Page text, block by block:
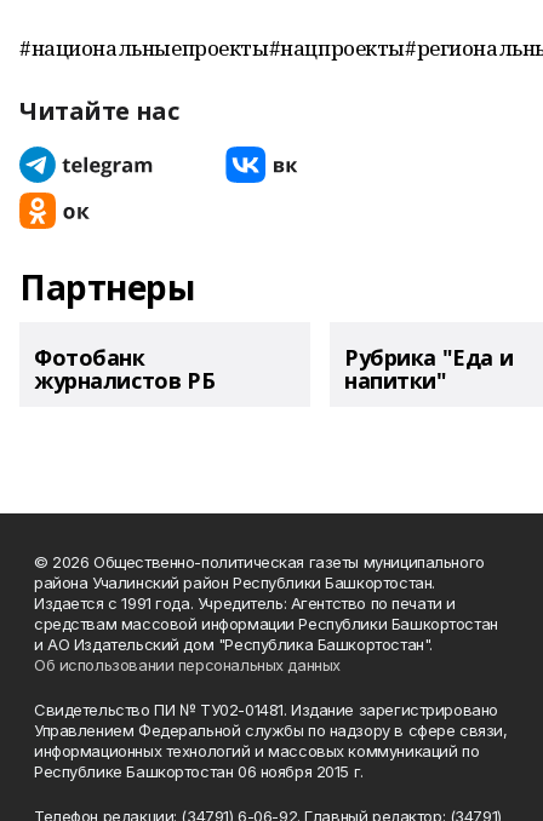
Читайте нас
Партнеры
Фотобанк
журналистов РБ
Рубрика "Еда и
напитки"
© 2026 Общественно-политическая газеты муниципального
района Учалинский район Республики Башкортостан.
Издается с 1991 года. Учредитель: Агентство по печати и
средствам массовой информации Республики Башкортостан
и АО Издательский дом "Республика Башкортостан".
Об использовании персональных данных
Свидетельство ПИ № ТУ02-01481. Издание зарегистрировано
Управлением Федеральной службы по надзору в сфере связи,
информационных технологий и массовых коммуникаций по
Республике Башкортостан 06 ноября 2015 г.
Телефон редакции: (34791) 6-06-92. Главный редактор: (34791)